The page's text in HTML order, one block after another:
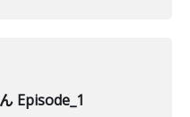
Episode_1